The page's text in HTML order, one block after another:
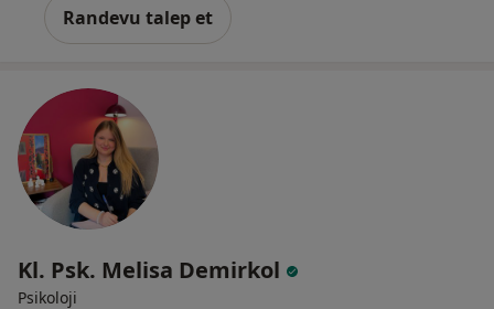
Randevu talep et
Kl. Psk. Melisa Demirkol
Psikoloji